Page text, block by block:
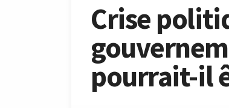
Crise
pourrait-il